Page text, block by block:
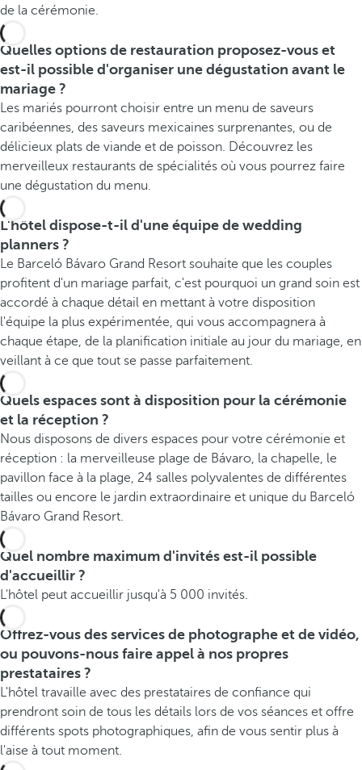
de la cérémonie.
Quelles options de restauration proposez-vous et
est-il possible d'organiser une dégustation avant le
mariage ?
Les mariés pourront choisir entre un menu de saveurs
caribéennes, des saveurs mexicaines surprenantes, ou de
délicieux plats de viande et de poisson. Découvrez les
merveilleux restaurants de spécialités où vous pourrez faire
une dégustation du menu.
L'hôtel dispose-t-il d'une équipe de wedding
planners ?
Le Barceló Bávaro Grand Resort souhaite que les couples
profitent d'un mariage parfait, c'est pourquoi un grand soin est
accordé à chaque détail en mettant à votre disposition
l'équipe la plus expérimentée, qui vous accompagnera à
chaque étape, de la planification initiale au jour du mariage, en
veillant à ce que tout se passe parfaitement.
Quels espaces sont à disposition pour la cérémonie
et la réception ?
Nous disposons de divers espaces pour votre cérémonie et
réception : la merveilleuse plage de Bávaro, la chapelle, le
pavillon face à la plage, 24 salles polyvalentes de différentes
tailles ou encore le jardin extraordinaire et unique du Barceló
Bávaro Grand Resort.
Quel nombre maximum d'invités est-il possible
d'accueillir ?
L'hôtel peut accueillir jusqu'à 5 000 invités.
Offrez-vous des services de photographe et de vidéo,
ou pouvons-nous faire appel à nos propres
prestataires ?
L'hôtel travaille avec des prestataires de confiance qui
prendront soin de tous les détails lors de vos séances et offre
différents spots photographiques, afin de vous sentir plus à
l'aise à tout moment.